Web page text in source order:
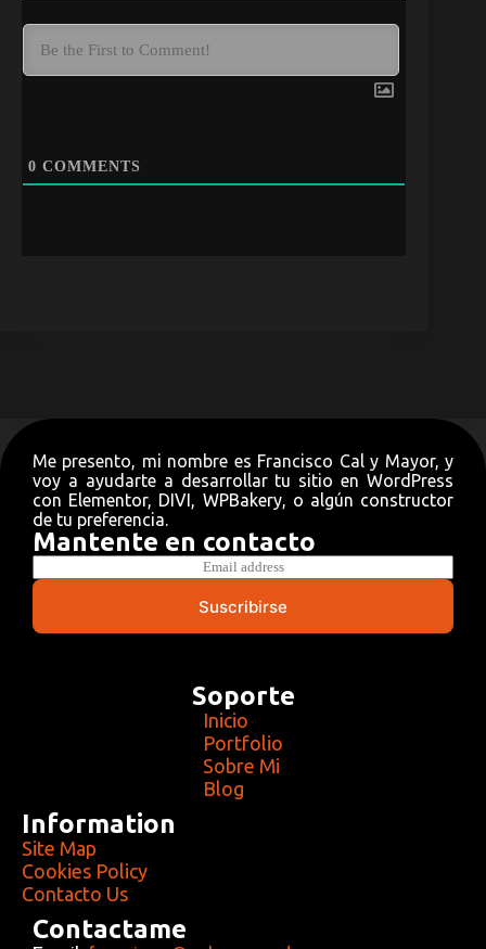
0 COMMENTS
Me presento, mi nombre es Francisco Cal y Mayor, y
voy a ayudarte a desarrollar tu sitio en WordPress
con Elementor, DIVI, WPBakery, o algún constructor
de tu preferencia.
Mantente en contacto
m
l
Suscribirse
Soporte
Inicio
Portfolio
Sobre Mi
Blog
Information
Site Map
Cookies Policy
Contacto Us
Contactame